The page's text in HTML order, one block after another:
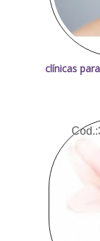
clínicas
Cod.: